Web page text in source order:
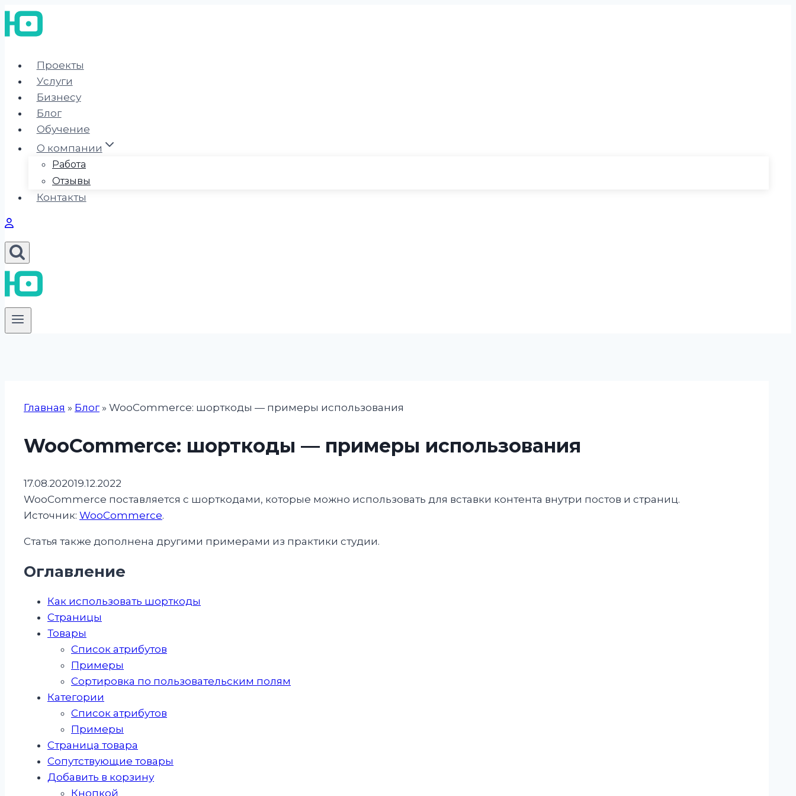
Перейти
к
Проекты
Услуги
Бизнесу
Блог
Обучение
О компании
Работа
Отзывы
Контакты
Главная » Блог» WooCommerce: шорткоды — примеры использования
WooCommerce: шорткоды — примеры использования
17.08.202019.12.2022
WooCommerce поставляется с шорткодами, которые можно использовать для вставки контента внутри постов и страниц.
Источник: WooCommerce.
Статья также дополнена другими примерами из практики студии.
Оглавление
Как использовать шорткоды
Страницы
Товары
Список атрибутов
Примеры
Сортировка по пользовательским полям
Категории
Список атрибутов
Примеры
Страница товара
Сопутствующие товары
Добавить в корзину
Кнопкой